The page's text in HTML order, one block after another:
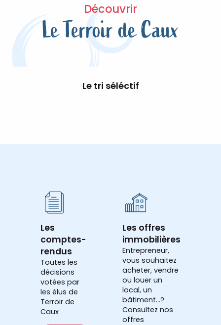
Découvrir
Le Terroir de Caux
Le tri séléctif
Les
comptes-
rendus
Toutes les
décisions
votées par
les élus de
Terroir de
Caux
Les offres
immobilières
Entrepreneur,
vous souhaitez
acheter, vendre
ou louer un
local, un
bâtiment...?
Consultez nos
offres